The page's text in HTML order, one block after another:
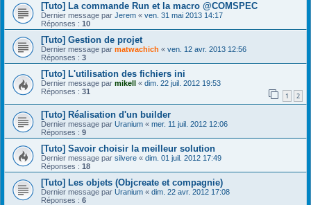
[Tuto] La commande Run et la macro @COMSPEC
Dernier message par Jerem « ven. 31 mai 2013 14:17
Réponses : 10
[Tuto] Gestion de projet
Dernier message par matwachich « ven. 12 avr. 2013 12:56
Réponses : 3
[Tuto] L'utilisation des fichiers ini
Dernier message par mikell « dim. 22 juil. 2012 19:53
Réponses : 31 1 2
[Tuto] Réalisation d'un builder
Dernier message par Uranium « mer. 11 juil. 2012 12:06
Réponses : 9
[Tuto] Savoir choisir la meilleur solution
Dernier message par silvere « dim. 01 juil. 2012 17:49
Réponses : 18
[Tuto] Les objets (Objcreate et compagnie)
Dernier message par Uranium « dim. 22 avr. 2012 17:08
Réponses : 6